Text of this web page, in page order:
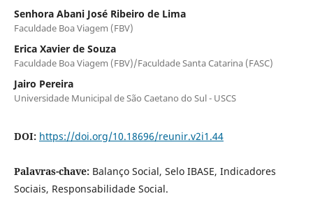
Senhora Abani José Ribeiro de Lima
Faculdade Boa Viagem (FBV)
Erica Xavier de Souza
Faculdade Boa Viagem (FBV)/Faculdade Santa Catarina (FASC)
Jairo Pereira
Universidade Municipal de São Caetano do Sul - USCS
DOI: https://doi.org/10.18696/reunir.v2i1.44
Palavras-chave: Balanço Social, Selo IBASE, Indicadores
Sociais, Responsabilidade Social.